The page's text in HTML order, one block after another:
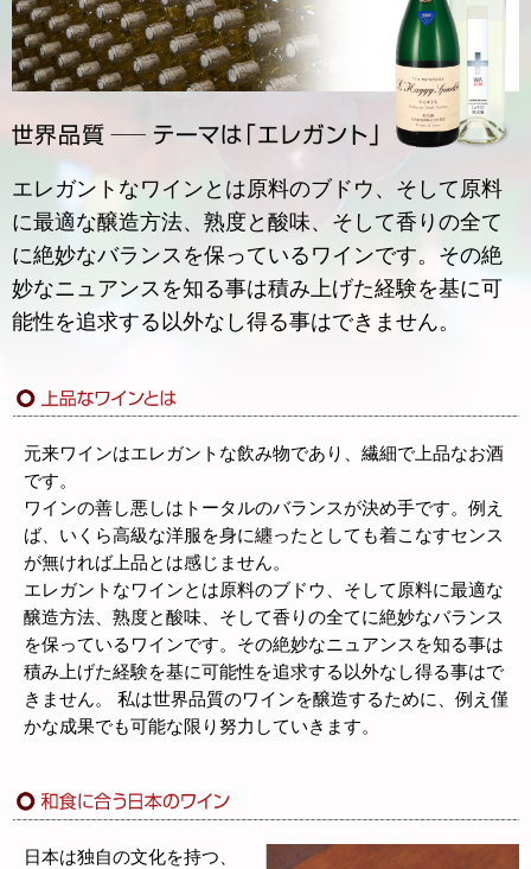
エレガントなワインとは原料のブドウ、そして原料
に最適な醸造方法、熟度と酸味、そして香りの全て
に絶妙なバランスを保っているワインです。その絶
妙なニュアンスを知る事は積み上げた経験を基に可
能性を追求する以外なし得る事はできません。
元来ワインはエレガントな飲み物であり、繊細で上品なお酒
です。
ワインの善し悪しはトータルのバランスが決め手です。例え
ば、いくら高級な洋服を身に纏ったとしても着こなすセンス
が無ければ上品とは感じません。
エレガントなワインとは原料のブドウ、そして原料に最適な
醸造方法、熟度と酸味、そして香りの全てに絶妙なバランス
を保っているワインです。その絶妙なニュアンスを知る事は
積み上げた経験を基に可能性を追求する以外なし得る事はで
きません。 私は世界品質のワインを醸造するために、例え僅
かな成果でも可能な限り努力していきます。
日本は独自の文化を持つ、